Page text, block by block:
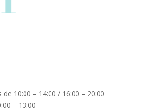
de 10:00 – 14:00 / 16:00 – 20:00
– 13:00